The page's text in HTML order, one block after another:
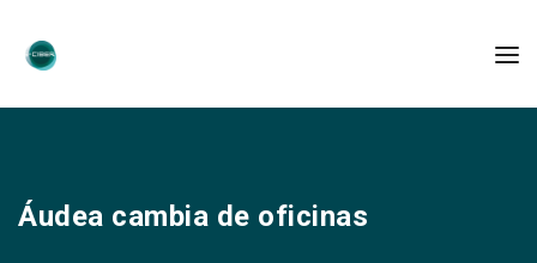
Áudea cambia de oficinas